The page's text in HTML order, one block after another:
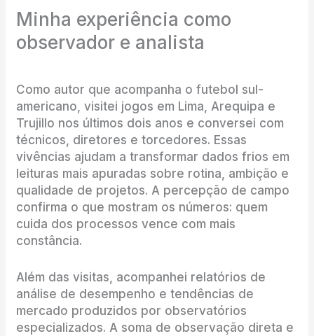
Minha experiência como
observador e analista
Como autor que acompanha o futebol sul-
americano, visitei jogos em Lima, Arequipa e
Trujillo nos últimos dois anos e conversei com
técnicos, diretores e torcedores. Essas
vivências ajudam a transformar dados frios em
leituras mais apuradas sobre rotina, ambição e
qualidade de projetos. A percepção de campo
confirma o que mostram os números: quem
cuida dos processos vence com mais
constância.
Além das visitas, acompanhei relatórios de
análise de desempenho e tendências de
mercado produzidos por observatórios
especializados. A soma de observação direta e